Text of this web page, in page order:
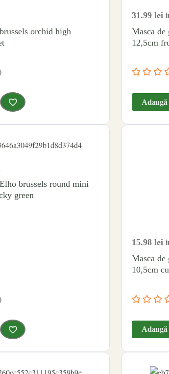
orchid high
31.99lei
Masca
12,5cm
Adaugă
brussels round mini
green
15.98lei
Masca
10,5cm
Adaugă